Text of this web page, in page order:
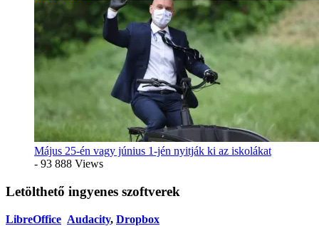
Május 25-én vagy június 1-jén nyitják ki az iskolákat
- 93 888 Views
Letölthető ingyenes szoftverek
LibreOffice Audacity, Dropbox